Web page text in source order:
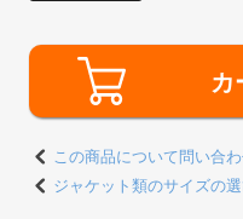
カ
この商品について問い合
ジャケット類のサイズの